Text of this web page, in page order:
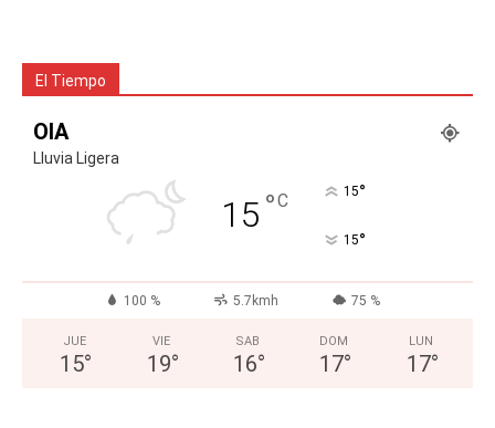
El Tiempo
OIA
Lluvia Ligera
15 °C 15°
15°
100 % 5.7kmh 75 %
JUE
15°
VIE
19°
SAB
16°
DOM
17°
LUN
17°